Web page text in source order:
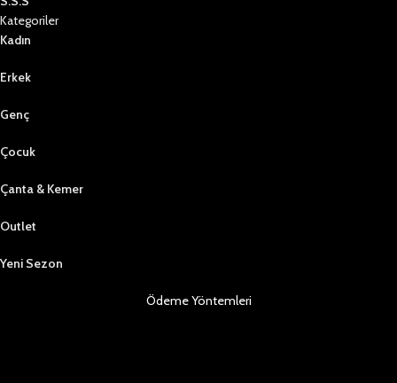
Kategoriler
Kadın
Erkek
Genç
Çocuk
Çanta & Kemer
Outlet
Yeni Sezon
Ödeme Yöntemleri